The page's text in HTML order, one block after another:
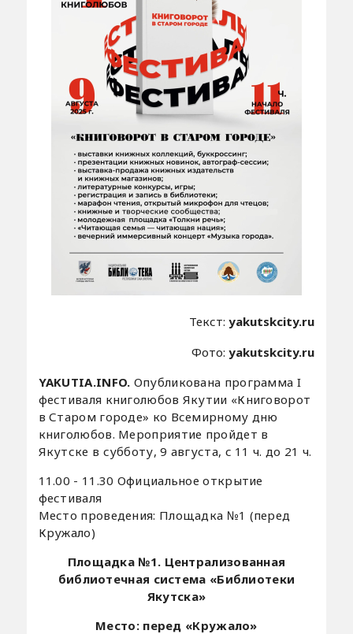
Текст:yakutskcity.ru
Фото:yakutskcity.ru
YAKUTIA.INFO. Опубликована программа I
фестиваля книголюбов Якутии «Книговорот
в Старом городе» ко Всемирному дню
книголюбов. Мероприятие пройдет в
Якутске в субботу, 9 августа, с 11 ч. до 21 ч.
11.00 - 11.30 Официальное открытие
фестиваля
Место проведения: Площадка №1 (перед
Кружало)
Площадка №1. Централизованная
библиотечная система «Библиотеки
Якутска»
Место: перед «Кружало»